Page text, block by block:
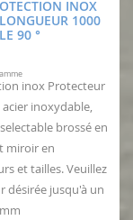
INOX
1000
90 °
inox Protecteur
inoxydable,
brossé en
miroir en
et tailles. Veuillez
désirée jusqu'à un